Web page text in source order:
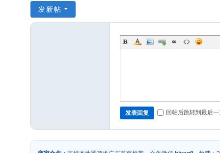
发新帖
发表回复 回帖后跳转到最后